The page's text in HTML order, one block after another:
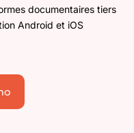
documentaires tiers
Android et iOS